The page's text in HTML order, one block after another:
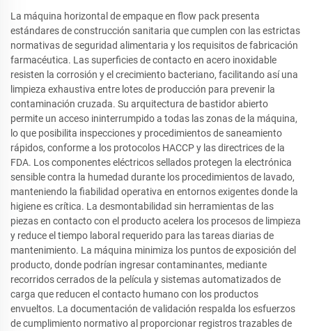
La máquina horizontal de empaque en flow pack presenta
estándares de construcción sanitaria que cumplen con las estrictas
normativas de seguridad alimentaria y los requisitos de fabricación
farmacéutica. Las superficies de contacto en acero inoxidable
resisten la corrosión y el crecimiento bacteriano, facilitando así una
limpieza exhaustiva entre lotes de producción para prevenir la
contaminación cruzada. Su arquitectura de bastidor abierto
permite un acceso ininterrumpido a todas las zonas de la máquina,
lo que posibilita inspecciones y procedimientos de saneamiento
rápidos, conforme a los protocolos HACCP y las directrices de la
FDA. Los componentes eléctricos sellados protegen la electrónica
sensible contra la humedad durante los procedimientos de lavado,
manteniendo la fiabilidad operativa en entornos exigentes donde la
higiene es crítica. La desmontabilidad sin herramientas de las
piezas en contacto con el producto acelera los procesos de limpieza
y reduce el tiempo laboral requerido para las tareas diarias de
mantenimiento. La máquina minimiza los puntos de exposición del
producto, donde podrían ingresar contaminantes, mediante
recorridos cerrados de la película y sistemas automatizados de
carga que reducen el contacto humano con los productos
envueltos. La documentación de validación respalda los esfuerzos
de cumplimiento normativo al proporcionar registros trazables de